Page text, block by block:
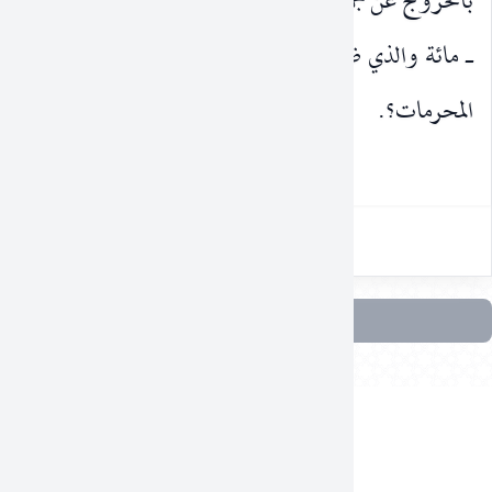
عليها تسعون ، فكيف نقطع بالخروج عن جميع تلك